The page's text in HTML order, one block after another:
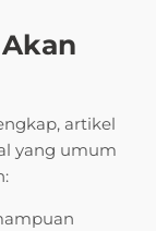
artikel
yang umum